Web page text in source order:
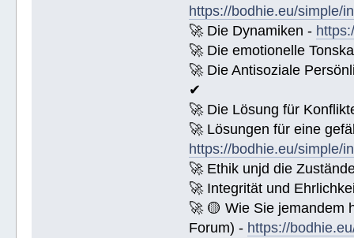
https://bodhie.eu/simple/
🚀 Die Dynamiken -
🚀 Die emotionelle
🚀 Die Antisoziale
✔
🚀 Die Lösung für
🚀 Lösungen für eine
https://bodhie.eu/simple/
🚀 Ethik unjd die
🚀 Integrität und
🚀 🟡 Wie Sie jemandem
Forum) - https://